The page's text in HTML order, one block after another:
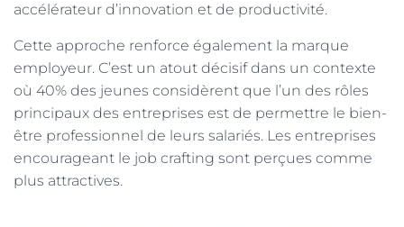
accélérateur d’innovation et de productivité.
Cette approche renforce également la marque
employeur. C’est un atout décisif dans un contexte
où 40% des jeunes considèrent que l’un des rôles
principaux des entreprises est de permettre le bien-
être professionnel de leurs salariés. Les entreprises
encourageant le job crafting sont perçues comme
plus attractives.